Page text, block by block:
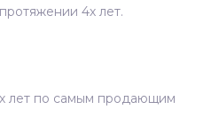
4х лет.
лет по самым продающим